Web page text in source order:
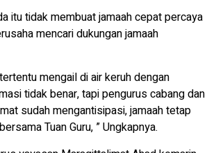
itu tidak membuat jamaah cepat percaya
mencari dukungan jamaah
mengail di air keruh dengan
tidak benar, tapi pengurus cabang dan
sudah mengantisipasi, jamaah tetap
Tuan Guru, ” Ungkapnya.